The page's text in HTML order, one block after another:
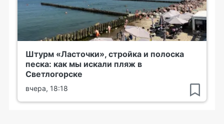
Штурм «Ласточки», стройка и полоска
песка: как мы искали пляж в
Светлогорске
вчера, 18:18